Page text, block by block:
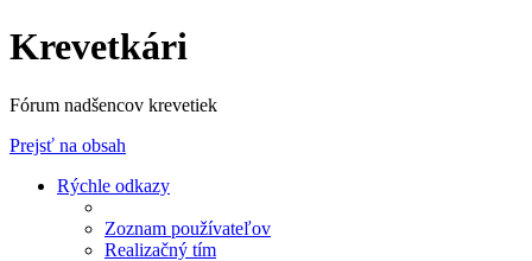
Krevetkári
Fórum nadšencov krevetiek
Prejsť na obsah
Rýchle odkazy
Zoznam používateľov
Realizačný tím